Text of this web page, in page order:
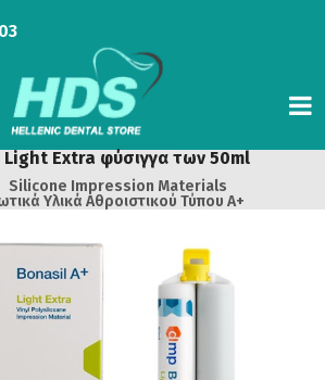
Light Extra φύσιγγα των 50ml
Silicone Impression Materials
Υλικά Αθροιστικού Τύπου A+